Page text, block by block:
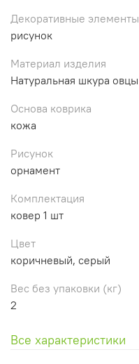
Декоративные элементы
рисунок
Материал изделия
Натуральная шкура овцы
Основа коврика
кожа
Рисунок
орнамент
Комплектация
ковер 1 шт
Цвет
коричневый, серый
Вес без упаковки (кг)
2
Все характеристики